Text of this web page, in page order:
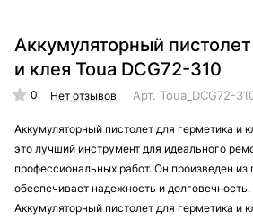
Аккумуляторный
и клея Toua DCG72-310
0 Нет отзывов Арт. Toua_DCG72-
Аккумуляторный пистолет для герметика и
это лучший инструмент для идеального
профессиональных работ. Он произведен из
обеспечивает надежность и долговечность.
Аккумуляторный пистолет для герметика и